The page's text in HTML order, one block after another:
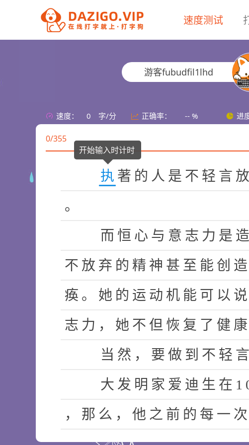
速度测试
游客fubudfil1lhd
速度： 0 字/分 正确率： -- % 进
开始输入时计时
0/355
执 著 的 人 是 不 轻 言 放
。
而 恒 心 与 意 志 力 是 造
不 放 弃 的 精 神 甚 至 能 创 造
痪 。 她 的 运 动 机 能 可 以 说
志 力 ， 她 不 但 恢 复 了 健 康
当 然 ， 要 做 到 不 轻 言
大 发 明 家 爱 迪 生 在 1
，
那 么 ， 他 之 前 的 每 一 次